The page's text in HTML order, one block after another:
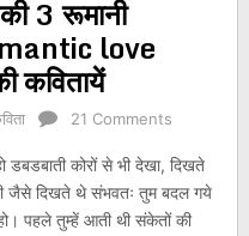
3 रूमानी
love
कवितायें
21 Comments
कोरों से भी देखा, दिखते
जैसे दिखते थे संभवतः तुम बदल गये
पहले तुम्हें आती थी संकेतों की